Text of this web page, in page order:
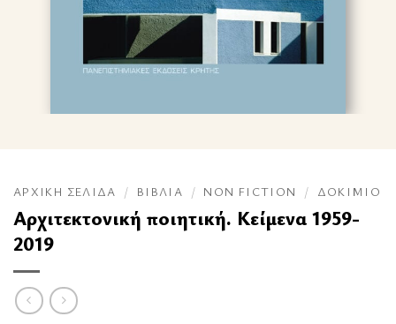
ΑΡΧΙΚΉ ΣΕΛΊΔΑ / ΒΙΒΛΊΑ / NON FICTION / ΔΟΚΊΜΙΟ
Αρχιτεκτονική ποιητική. Κείμενα 1959-
2019